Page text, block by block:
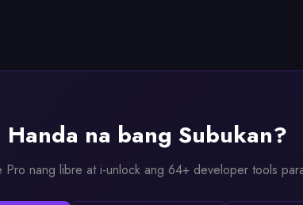
Handa na bang Subukan?
Pro nang libre at i-unlock ang 64+ developer tools